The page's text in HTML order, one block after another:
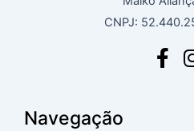
CNPJ:
Navegação